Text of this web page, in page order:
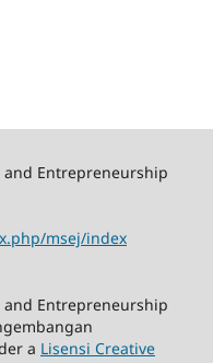
and Entrepreneurship
msej/index
and Entrepreneurship
a Lisensi Creative